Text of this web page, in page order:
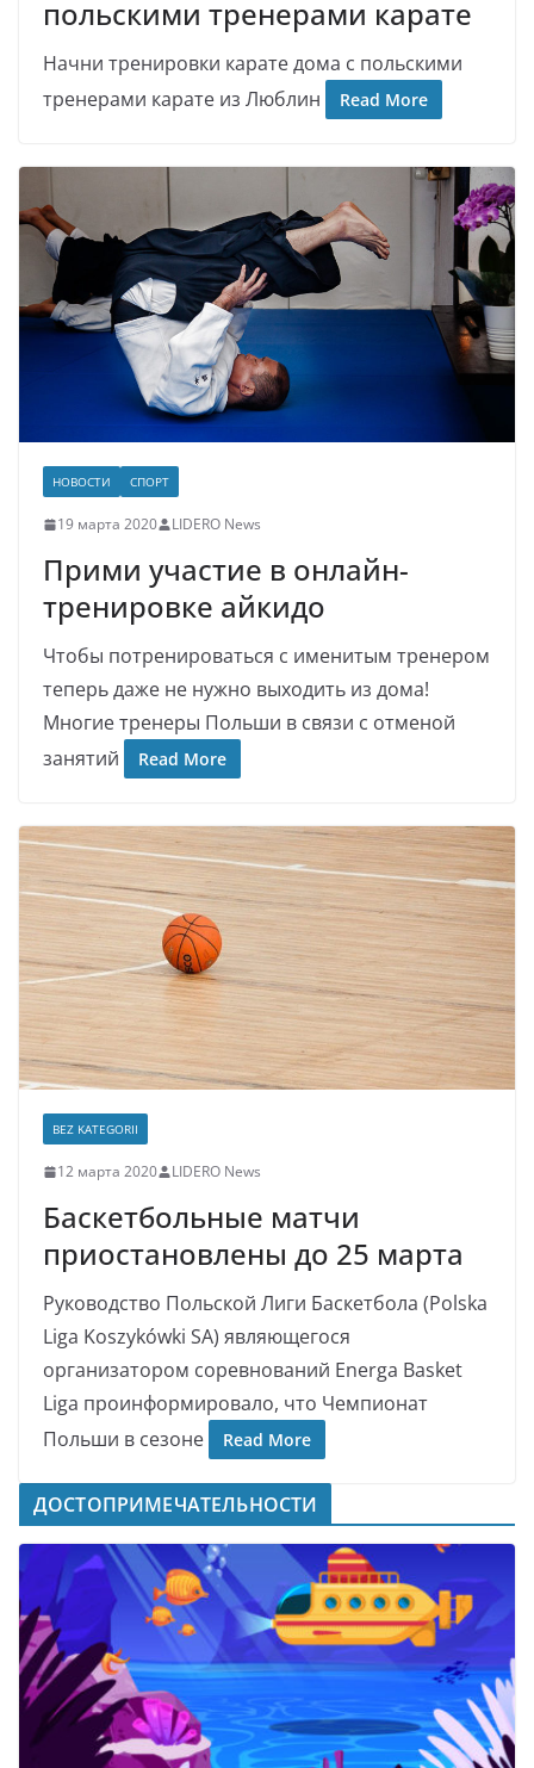
польскими тренерами карате
Начни тренировки карате дома с польскими
тренерами карате из Люблин
Read More
НОВОСТИ СПОРТ
19 марта 2020 LIDERO News
Прими участие в онлайн-
тренировке айкидо
Чтобы потренироваться с именитым тренером
теперь даже не нужно выходить из дома!
Многие тренеры Польши в связи с отменой
занятий
Read More
BEZ KATEGORII
12 марта 2020 LIDERO News
Баскетбольные матчи
приостановлены до 25 марта
Руководство Польской Лиги Баскетбола (Polska
Liga Koszykówki SA) являющегося
организатором соревнований Energa Basket
Liga проинформировало, что Чемпионат
Польши в сезоне
Read More
ДОСТОПРИМЕЧАТЕЛЬНОСТИ